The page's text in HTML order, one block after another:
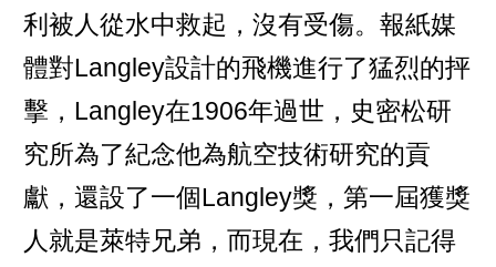
利被人從水中救起，沒有受傷。報紙媒
體對Langley設計的飛機進行了猛烈的抨
擊，Langley在1906年過世，史密松研
究所為了紀念他為航空技術研究的貢
獻，還設了一個Langley獎，第一屆獲獎
人就是萊特兄弟，而現在，我們只記得